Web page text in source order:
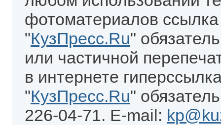
фотоматериалов
"КузПресс.Ru"
или частичной
в интернете
"КузПресс.Ru"
226-04-71. E-mail: